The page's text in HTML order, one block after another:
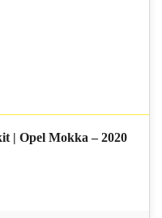
| Opel Mokka – 2020